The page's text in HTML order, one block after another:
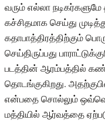
வரும் எல்லா
கச்சிதமாக செய்து
கதாபாத்திரத்திற்கும்
செய்திருப்பது
படத்தின் ஆரம்பத்தில்
தொடங்குகிறது.
என்பதை சொல்லும்
மத்தியில் ஆர்வத்தை